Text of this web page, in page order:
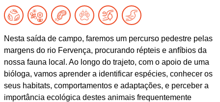
Nesta saída de campo, faremos um percurso pedestre pelas
margens do rio Fervença, procurando répteis e anfíbios da
nossa fauna local. Ao longo do trajeto, com o apoio de uma
bióloga, vamos aprender a identificar espécies, conhecer os
seus habitats, comportamentos e adaptações, e perceber a
importância ecológica destes animais frequentemente